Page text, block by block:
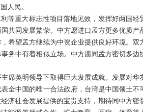
人民。
等重大标志性项目落地见效，发挥好两国经
共同发展繁荣。中方愿进口孟方更多优质产
希望孟方继续为中资企业提供良好环境。双
务中有着相似立场。中方愿同孟方密切多边
席英明领导下取得巨大发展成就。发展对华
全中国的唯一合法政府，台湾是中国领土不
济社会发展提供的宝贵支持，期待同中方密